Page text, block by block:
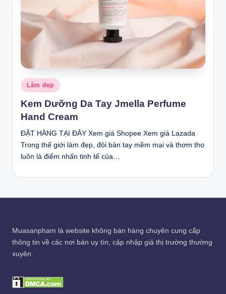
Posted
in
Làm đẹp
Kem Dưỡng Da Tay Jmella Perfume
Hand Cream
ĐẶT HÀNG TẠI ĐÂY Xem giá Shopee Xem giá Lazada
Trong thế giới làm đẹp, đôi bàn tay mềm mại và thơm tho
luôn là điểm nhấn tinh tế của…
Muasanpham là website không bán hàng chuyên cung cấp
thông tin về các nơi bán uy tín, cập nhập giá thị trường thường
xuyên.